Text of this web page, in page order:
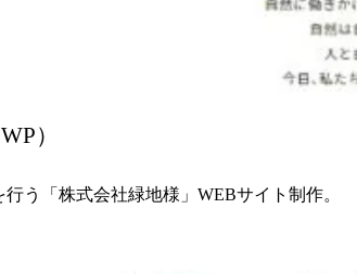
）
う「株式会社緑地様」WEBサイト制作。